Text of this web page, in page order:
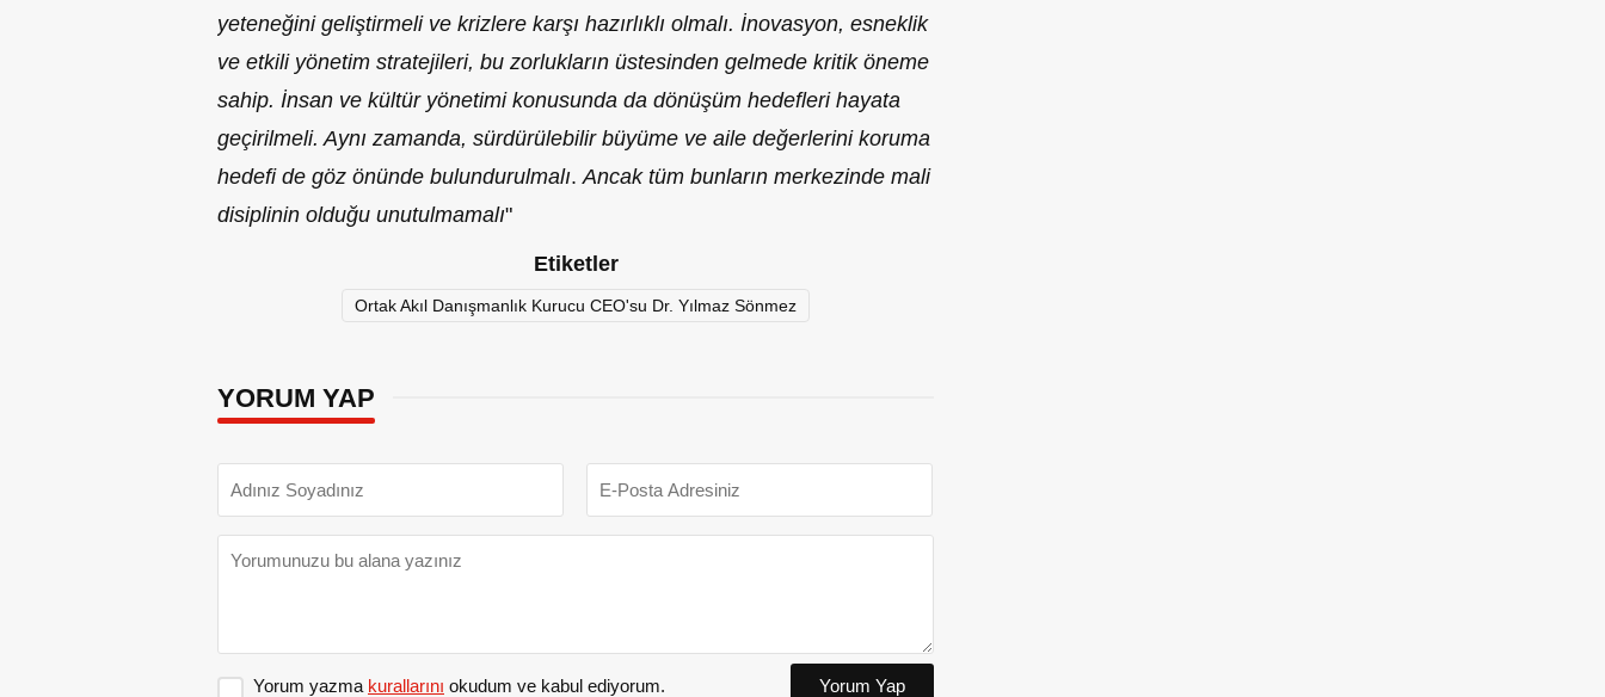
yeteneğini geliştirmeli ve krizlere karşı hazırlıklı olmalı. İnovasyon, esneklik
ve etkili yönetim stratejileri, bu zorlukların üstesinden gelmede kritik öneme
sahip. İnsan ve kültür yönetimi konusunda da dönüşüm hedefleri hayata
geçirilmeli. Aynı zamanda, sürdürülebilir büyüme ve aile değerlerini koruma
hedefi de göz önünde bulundurulmalı. Ancak tüm bunların merkezinde mali
disiplinin olduğu unutulmamalı"
Etiketler
Ortak Akıl Danışmanlık Kurucu CEO'su Dr. Yılmaz Sönmez
YORUM YAP
Yorum yazma kurallarını okudum ve kabul ediyorum. Yorum Yap